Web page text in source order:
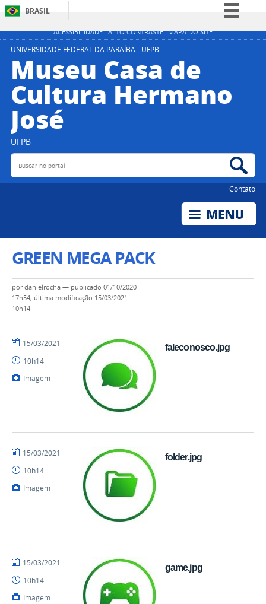
ACESSIBILIDADE ALTO CONTRASTE MAPA DO SITE
BRASIL
Simplifique!
Participe
Legislação
UNIVERSIDADE FEDERAL DA PARAÍBA - UFPB
Museu Casa de
Cultura Hermano
José
UFPB
Buscar no portal
Contato
GREEN MEGA PACK
pordanielrocha — publicado 01/10/2020
17h54, última modificação 15/03/2021
10h14
faleconosco.jpg
por
publicado
15/03/2021
10h14
Imagem
folder.jpg
por
publicado
15/03/2021
10h14
Imagem
game.jpg
por
publicado
15/03/2021
10h14
Imagem